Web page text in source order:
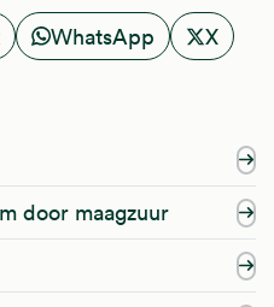
WhatsApp X
door maagzuur